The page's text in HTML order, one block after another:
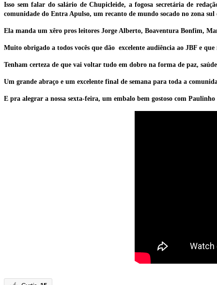
Isso sem falar do salário de Chupicleide, a fogosa secretária de
comunidade do Entra Apulso, um recanto de mundo socado no zona sul
Ela manda um xêro pros leitores Jorge Alberto, Boaventura Bonfim,
Muito obrigado a todos vocês que dão excelente audiência ao JBF e
Tenham certeza de que vai voltar tudo em dobro na forma de paz,
Um grande abraço e um excelente final de semana para toda a
E pra alegrar a nossa sexta-feira, um embalo bem gostoso com